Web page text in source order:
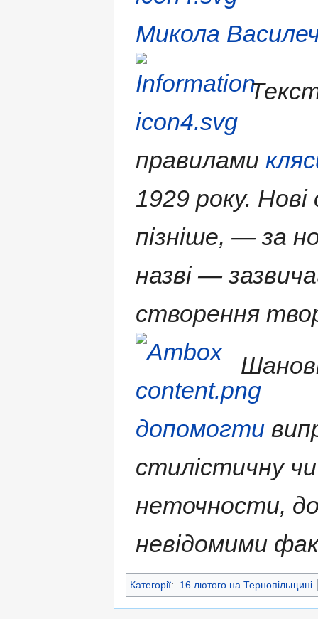
Микола
правилами
1929 року.
пізніше, — за
назві —
створення
допомогти
стилістичну
неточности,
невідомими
Категорії: 16 лютого на Тернопільщині